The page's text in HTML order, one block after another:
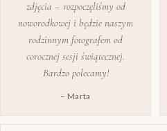
zdjęcia – rozpoczęliśmy od
noworodkowej i będzie naszym
rodzinnym fotografem od
corocznej sesji świątecznej.
Bardzo polecamy!
– Marta